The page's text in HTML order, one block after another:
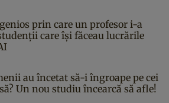
prin care un profesor i-a
care își făceau lucrările
au încetat să-i îngroape pe cei
Un nou studiu încearcă să afle!